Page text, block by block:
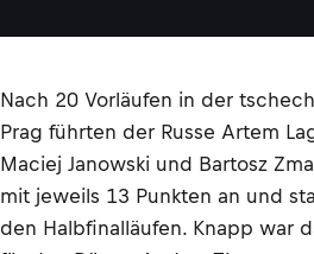
Nach 20 Vorläufen in der
Prag führten der Russe Artem
Maciej Janowski und Bartosz
mit jeweils 13 Punkten an und
den Halbfinalläufen. Knapp war